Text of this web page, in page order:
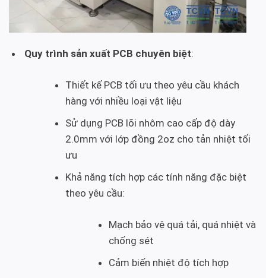
Quy trình sản xuất PCB chuyên biệt:
Thiết kế PCB tối ưu theo yêu cầu khách
hàng với nhiều loại vật liệu
Sử dụng PCB lõi nhôm cao cấp độ dày
2.0mm với lớp đồng 2oz cho tản nhiệt tối
ưu
Khả năng tích hợp các tính năng đặc biệt
theo yêu cầu:
Mạch bảo vệ quá tải, quá nhiệt và
chống sét
Cảm biến nhiệt độ tích hợp